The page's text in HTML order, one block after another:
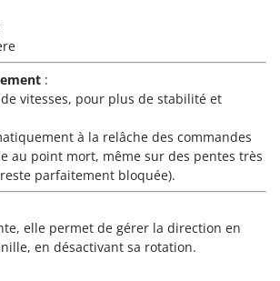
:
vitesses, pour plus de stabilité et
à la relâche des commandes
au point mort, même sur des pentes très
parfaitement bloquée).
elle permet de gérer la direction en
en désactivant sa rotation.